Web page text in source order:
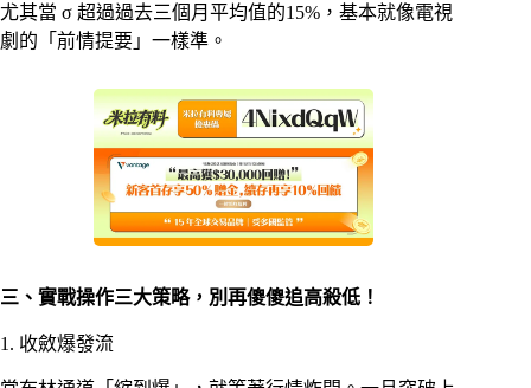
尤其當 σ 超過過去三個月平均值的15%，基本就像電視
劇的「前情提要」一樣準。
三、實戰操作三大策略，別再傻傻追高殺低！
1. 收斂爆發流